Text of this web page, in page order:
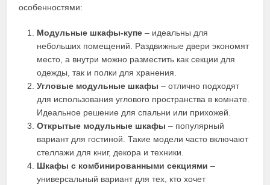
особенностями:
Модульные шкафы-купе – идеальны для
небольших помещений. Раздвижные двери экономят
место, а внутри можно разместить как секции для
одежды, так и полки для хранения.
Угловые модульные шкафы – отлично подходят
для использования углового пространства в комнате.
Идеальное решение для спальни или прихожей.
Открытые модульные шкафы – популярный
вариант для гостиной. Такие модели часто включают
стеллажи для книг, декора и техники.
Шкафы с комбинированными секциями –
универсальный вариант для тех, кто хочет